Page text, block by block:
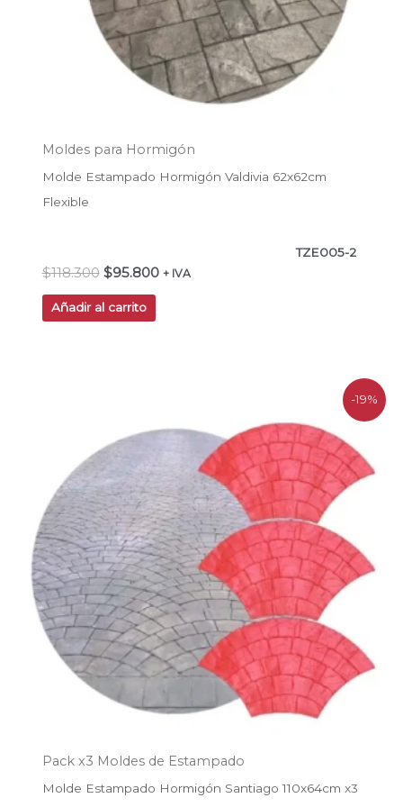
Moldes para Hormigón
Molde Estampado Hormigón Valdivia 62x62cm
Flexible
TZE005-2
$118.300 $95.800 + IVA
Añadir al carrito
-19%
Pack x3 Moldes de Estampado
Molde Estampado Hormigón Santiago 110x64cm x3
original
era:
$314.500.
actual
$254.800.